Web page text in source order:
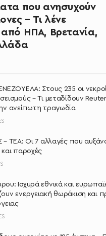
που ανησυχούν
– Τι λένε
από ΗΠΑ, Βρετανία,
Στους 235 οι
– Τι μεταδίδουν
ανείπωτη τραγωδία
– ΤΕΑ: Οι 7 αλλαγές που
και παροχές
Ισχυρά εθνικά και
ενεργειακή θωράκιση και